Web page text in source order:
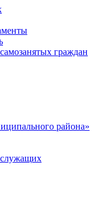
граждан
района»